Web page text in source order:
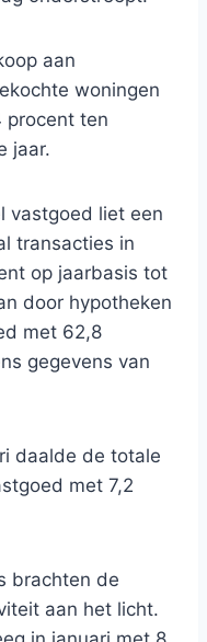
aan
woningen
procent ten
jaar.
vastgoed liet een
transacties in
op jaarbasis tot
door hypotheken
met 62,8
gegevens van
daalde de totale
met 7,2
brachten de
aan het licht.